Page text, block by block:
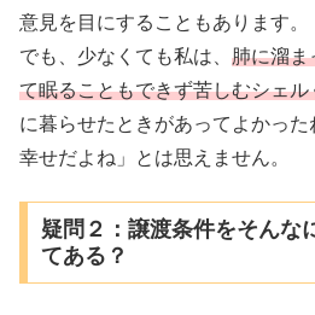
意見を目にすることもあります。
でも、少なくても私は、 肺に溜ま
て眠ることもできず苦しむシェル
に暮らせたときがあってよかっ
幸せだよね」とは思えません。
疑問２：譲渡条件をそんな
てある？